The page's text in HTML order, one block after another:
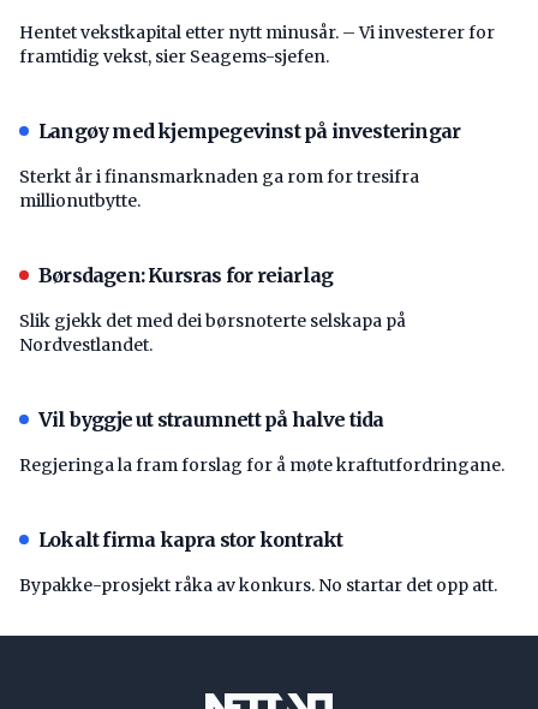
Hentet vekstkapital etter nytt minusår. – Vi investerer for
framtidig vekst, sier Seagems-sjefen.
Langøy med kjempegevinst på investeringar
Sterkt år i finansmarknaden ga rom for tresifra
millionutbytte.
Børsdagen: Kursras for reiarlag
Slik gjekk det med dei børsnoterte selskapa på
Nordvestlandet.
Vil byggje ut straumnett på halve tida
Regjeringa la fram forslag for å møte kraftutfordringane.
Lokalt firma kapra stor kontrakt
Bypakke-prosjekt råka av konkurs. No startar det opp att.